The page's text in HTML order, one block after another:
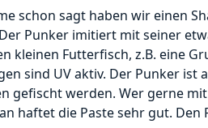
schon sagt haben wir einen
Punker imitiert mit seiner
kleinen Futterfisch, z.B. eine
sind UV aktiv. Der Punker
gefischt werden. Wer gerne
haftet die Paste sehr gut. Den